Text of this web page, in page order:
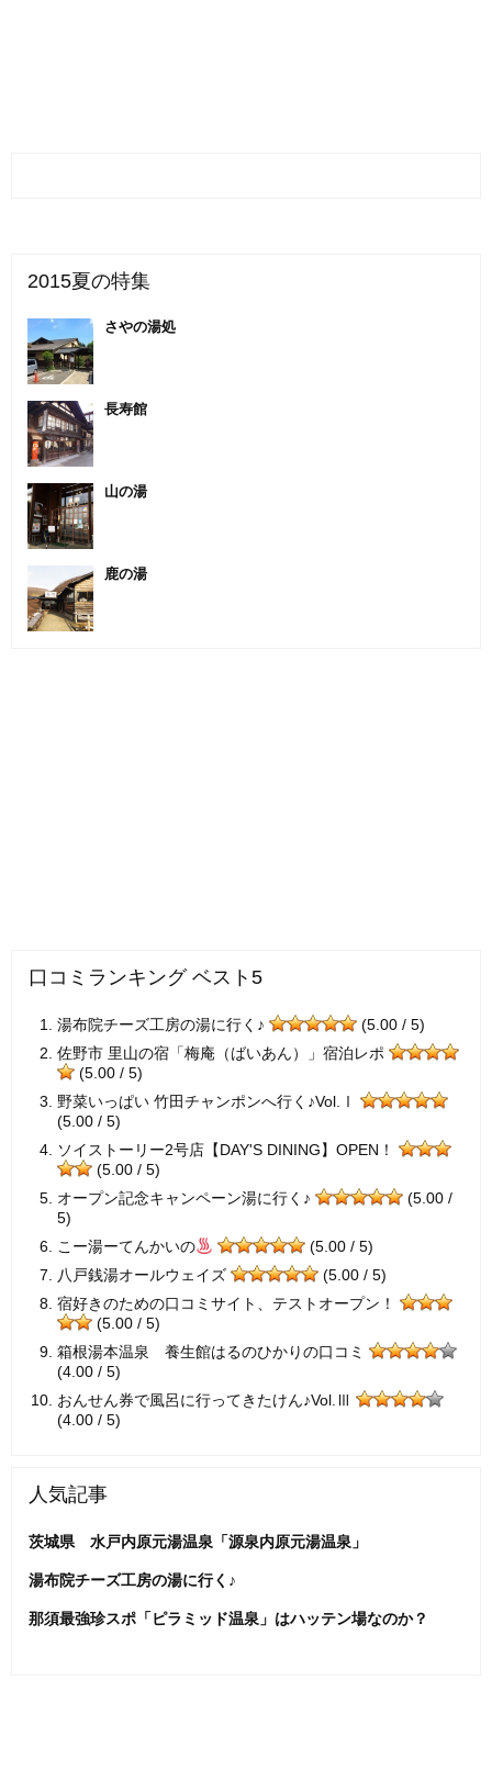
2015夏の特集
さやの湯処
長寿館
山の湯
鹿の湯
口コミランキング ベスト5
湯布院チーズ工房の湯に行く♪
(5.00 / 5)
佐野市 里山の宿「梅庵（ばいあん）」宿泊レポ
(5.00 / 5)
野菜いっぱい 竹田チャンポンへ行く♪Vol.Ⅰ
(5.00 / 5)
ソイストーリー2号店【DAY'S DINING】OPEN！
(5.00 / 5)
オープン記念キャンペーン湯に行く♪
(5.00 /
5)
こー湯ーてんかいの
(5.00 / 5)
八戸銭湯オールウェイズ
(5.00 / 5)
宿好きのための口コミサイト、テストオープン！
(5.00 / 5)
箱根湯本温泉 養生館はるのひかりの口コミ
(4.00 / 5)
おんせん券で風呂に行ってきたけん♪Vol.Ⅲ
(4.00 / 5)
人気記事
茨城県 水戸内原元湯温泉「源泉内原元湯温泉」
湯布院チーズ工房の湯に行く♪
那須最強珍スポ「ピラミッド温泉」はハッテン場なのか？